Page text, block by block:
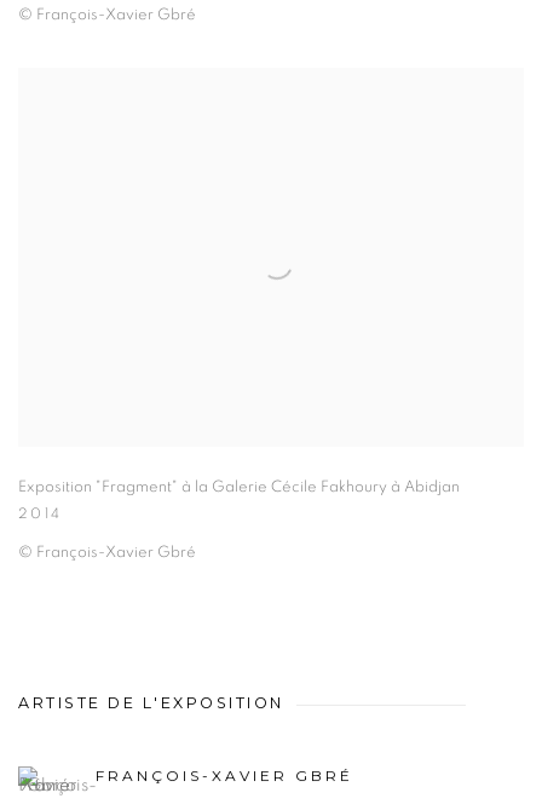
© François-Xavier Gbré
Exposition "Fragment" à la Galerie Cécile Fakhoury à Abidjan
2014
© François-Xavier Gbré
ARTISTE DE L'EXPOSITION
FRANÇOIS-XAVIER GBRÉ